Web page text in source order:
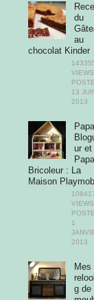
du
au
chocolat Kinder
13
2013
Papa
ur et
Papa
Bricoleur : La
Maison
1
2013
Mes
g de